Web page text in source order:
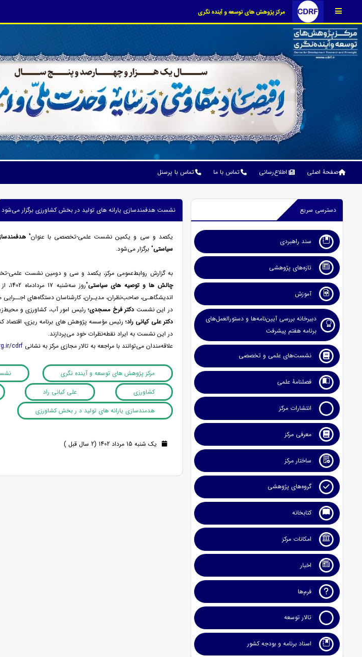
مرکز پژوهش های توسعه و آینده نگری
صفحۀ اصلی اطلاع‌رسانی تماس با ما تماس با پرسنل
دسترسی سریع
سند راهبردی
تازه‌های پژوهشی
آموزش
دبیرخانه بررسی آیین‌نامه‌ها و دستورالعمل‌های
برنامه هفتم پیشرفت
نشست‌های علمی و تخصصی
فصلنامۀ علمی
انتشارات مرکز
معرفی مرکز
ساختار مرکز
گروه‌های پژوهشی
کتابخانه
امکانات مرکز
اخبار
فرم‌ها
تالار توسعه
اسناد برنامه و بودجه کشور
نشست هدفمندسازی یارانه های تولید در بخش کشاورزی برگزار می‌شود
یکصد و سی و یکمین نشست علمی-تخصصی با عنوان"
سیاستی" برگزار می‌شود.
به گزارش روابط‌عمومی مرکز، یکصد و سی و دومین نشست علمی-
چالش ­ها و توصیه ­های سیاستی
اندیشگاهـی، صاحب‌نظران، مدیـران، کارشناسان دستگاه‌های اجــرایی
در این نشست دکتر فرخ مسجدی؛ رئیس امور آب، کشاورزی و
دکتر علی کیانی راد؛ رئیس مؤسسه پژوهش ­های برنامه­ ریزی، اقتصاد
در این نشست به ایراد نقطه‌نظرات خود می‌پردازند.
علاقه‌مندان می‌توانند با مراجعه به تالار مجازی مرکز به نشانیcdrf
مرکز پژوهش های توسعه و آینده نگری
کشاورزی
علی کیانی راد
هدمندسازی یارانه های تولید د ر بخش کشاورزی
یک شنبه 15 مرداد 1402 (2 سال قبل )